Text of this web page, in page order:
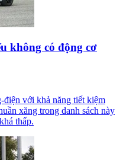
không có động cơ
điện với khả năng tiết kiệm
xăng trong danh sách này
thấp.